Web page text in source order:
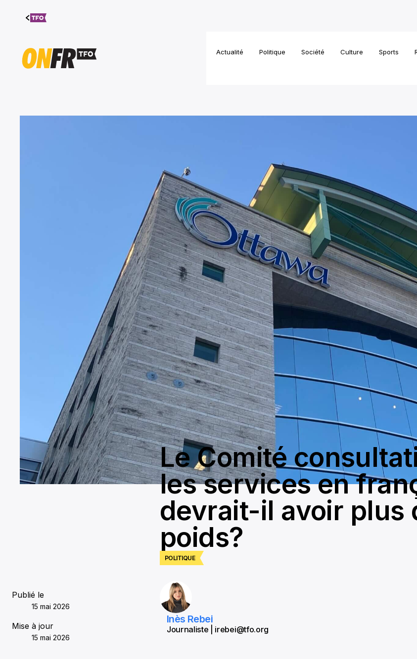
Aller au
contenu
Actualité Politique Société Culture Sports
POLITIQUE
Le Comité
les services en
devrait-il avoir plus
poids?
Publié le
15 mai 2026
Mise à jour
15 mai 2026
Inès Rebei
Journaliste | irebei@tfo.org